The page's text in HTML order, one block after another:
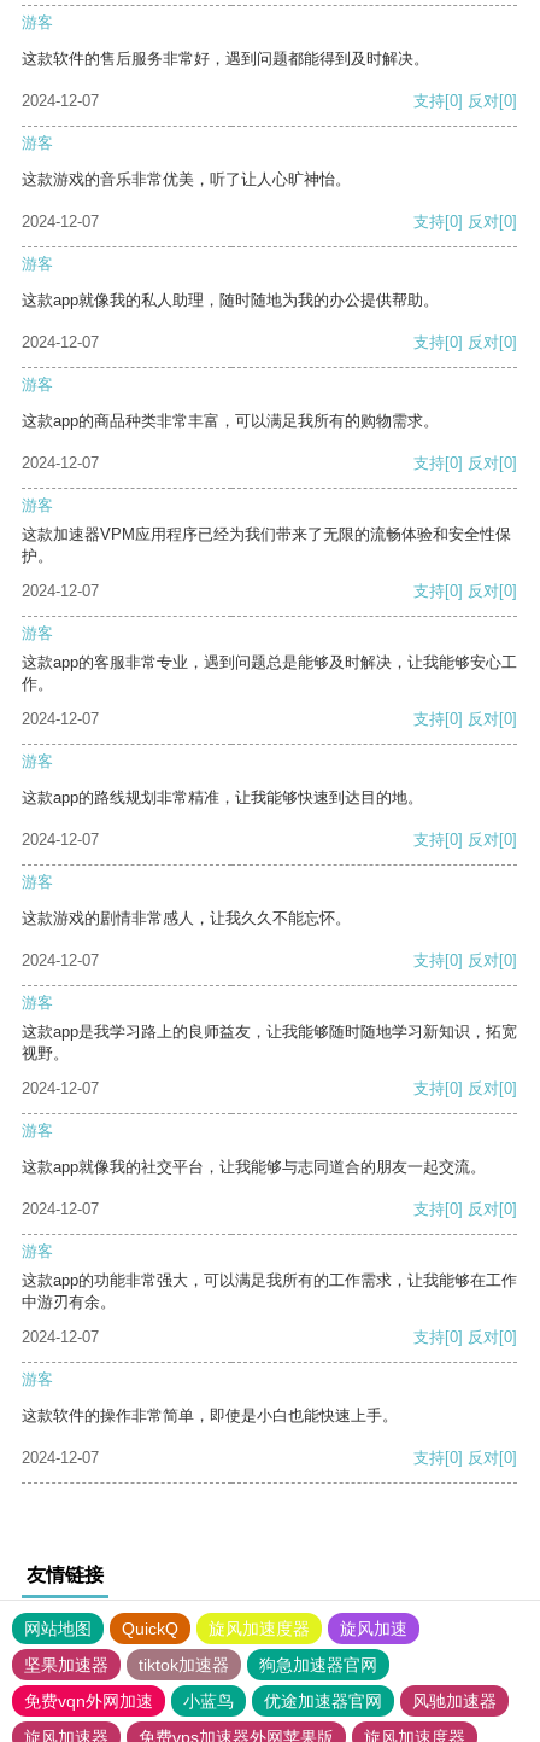
游客
这款软件的售后服务非常好，遇到问题都能得到及时解决。
2024-12-07 支持[0] 反对[0]
游客
这款游戏的音乐非常优美，听了让人心旷神怡。
2024-12-07 支持[0] 反对[0]
游客
这款app就像我的私人助理，随时随地为我的办公提供帮助。
2024-12-07 支持[0] 反对[0]
游客
这款app的商品种类非常丰富，可以满足我所有的购物需求。
2024-12-07 支持[0] 反对[0]
游客
这款加速器VPM应用程序已经为我们带来了无限的流畅体验和安全性保
护。
2024-12-07
支持[0] 反对[0]
游客
这款app的客服非常专业，遇到问题总是能够及时解决，让我能够安心工
作。
2024-12-07
支持[0] 反对[0]
游客
这款app的路线规划非常精准，让我能够快速到达目的地。
2024-12-07 支持[0] 反对[0]
游客
这款游戏的剧情非常感人，让我久久不能忘怀。
2024-12-07 支持[0] 反对[0]
游客
这款app是我学习路上的良师益友，让我能够随时随地学习新知识，拓宽
视野。
2024-12-07
支持[0] 反对[0]
游客
这款app就像我的社交平台，让我能够与志同道合的朋友一起交流。
2024-12-07 支持[0] 反对[0]
游客
这款app的功能非常强大，可以满足我所有的工作需求，让我能够在工作
中游刃有余。
2024-12-07
支持[0] 反对[0]
游客
这款软件的操作非常简单，即使是小白也能快速上手。
2024-12-07 支持[0] 反对[0]
友情链接
网站地图 QuickQ 旋风加速度器
旋风加速
坚果加速器
tiktok加速器
狗急加速器官网
免费vqn外网加速
小蓝鸟 优途加速器官网
风驰加速器
旋风加速器
免费vps加速器外网苹果版 旋风加速度器